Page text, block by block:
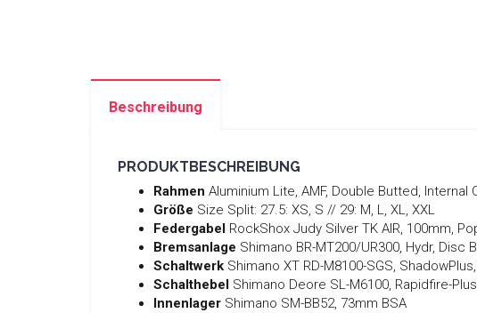
Beschreibung
PRODUKTBESCHREIBUNG
Rahmen Aluminium Lite, AMF, Double Butted,
Größe Size Split: 27.5: XS, S // 29: M, L, XL, XXL
Federgabel RockShox Judy Silver TK AIR, 100mm,
Bremsanlage Shimano BR-MT200/UR300, Hydr, Disc
Schaltwerk Shimano XT RD-M8100-SGS,
Schalthebel Shimano Deore SL-M6100, Rapidfire-Plus
Innenlager Shimano SM-BB52, 73mm BSA